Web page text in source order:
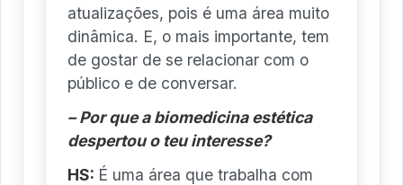
atualizações, pois é uma área muito
dinâmica. E, o mais importante, tem
de gostar de se relacionar com o
público e de conversar.
– Por que a biomedicina estética
despertou o teu interesse?
HS: É uma área que trabalha com